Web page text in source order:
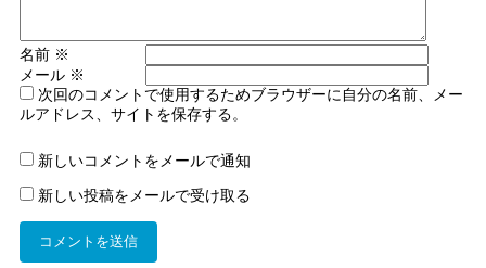
名前 ※
メール ※
次回のコメントで使用するためブラウザーに自分の名前、メー
ルアドレス、サイトを保存する。
新しいコメントをメールで通知
新しい投稿をメールで受け取る